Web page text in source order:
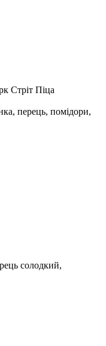
перець, помідори,
солодкий,